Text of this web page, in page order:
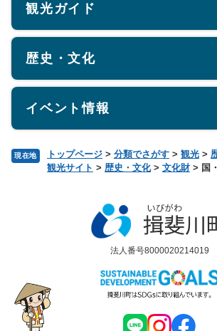
現在地 トップページ > 分類でさがす > 観光 >
観光サイト > 歴史・文化> 文化財> 国
観光ガイド
歴史・文化
イベント情報
法人番号8000020214019